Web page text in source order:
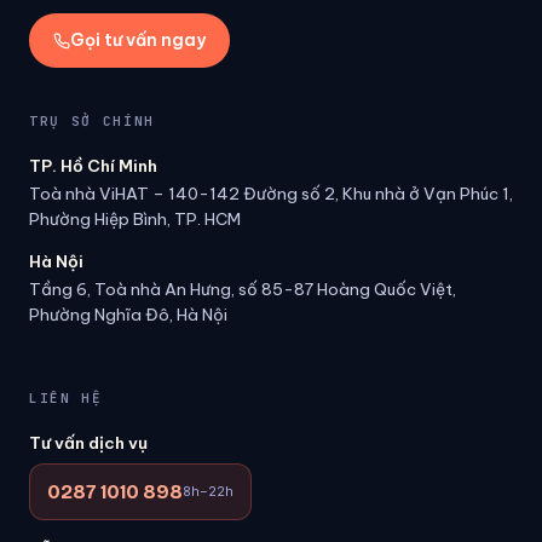
Gọi tư vấn ngay
TRỤ SỞ CHÍNH
TP. Hồ Chí Minh
Toà nhà ViHAT – 140-142 Đường số 2, Khu nhà ở Vạn Phúc 1,
Phường Hiệp Bình, TP. HCM
Hà Nội
Tầng 6, Toà nhà An Hưng, số 85-87 Hoàng Quốc Việt,
Phường Nghĩa Đô, Hà Nội
LIÊN HỆ
Tư vấn dịch vụ
0287 1010 8988h–22h